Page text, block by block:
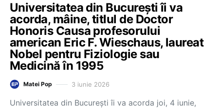
Universitatea din București îi va
acorda, mâine, titlul de Doctor
Honoris Causa profesorului
american Eric F. Wieschaus, laureat
Nobel pentru Fiziologie sau
Medicină în 1995
Matei Pop 3 iunie 2026
Universitatea din București îi va acorda joi, 4 iunie,